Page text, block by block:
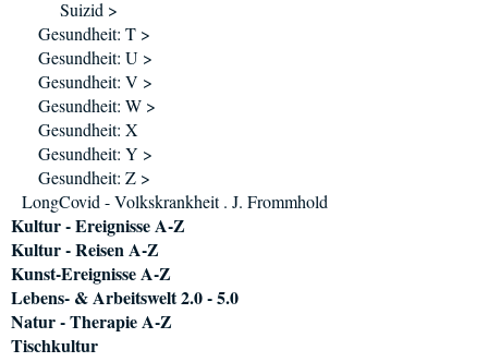
Suizid >
Gesundheit: T >
Gesundheit: U >
Gesundheit: V >
Gesundheit: W >
Gesundheit: X
Gesundheit: Y >
Gesundheit: Z >
LongCovid - Volkskrankheit . J. Frommhold
Kultur - Ereignisse A-Z
Kultur - Reisen A-Z
Kunst-Ereignisse A-Z
Lebens- & Arbeitswelt 2.0 - 5.0
Natur - Therapie A-Z
Tischkultur